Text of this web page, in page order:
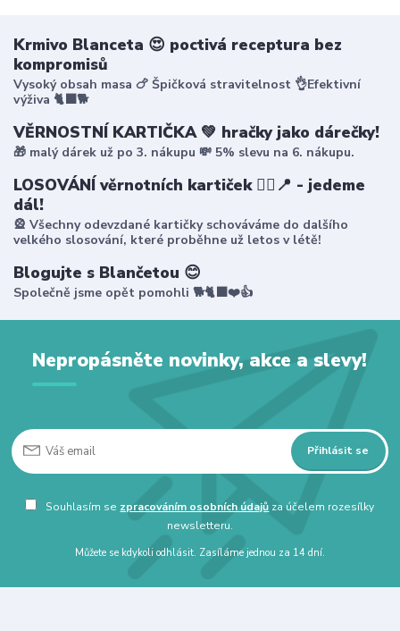
Krmivo Blanceta 😍 poctivá receptura bez
kompromisů
Vysoký obsah masa 🍗 Špičková stravitelnost 👌Efektivní
výživa 🐈‍⬛🐕
VĚRNOSTNÍ KARTIČKA 💚 hračky jako dárečky!
🎁 malý dárek už po 3. nákupu 💸 5% slevu na 6. nákupu.
LOSOVÁNÍ věrnotních kartiček 🤸‍♀️📍 - jedeme
dál!
🎡 Všechny odevzdané kartičky schováváme do dalšího
velkého slosování, které proběhne už letos v létě!
Blogujte s Blančetou 😊
Společně jsme opět pomohli 🐕🐈‍⬛❤️👍
Nepropásněte novinky, akce a slevy!
Přihlásit se
Souhlasím se zpracováním osobních údajů za účelem rozesílky
newsletteru.
Můžete se kdykoli odhlásit. Zasíláme jednou za 14 dní.